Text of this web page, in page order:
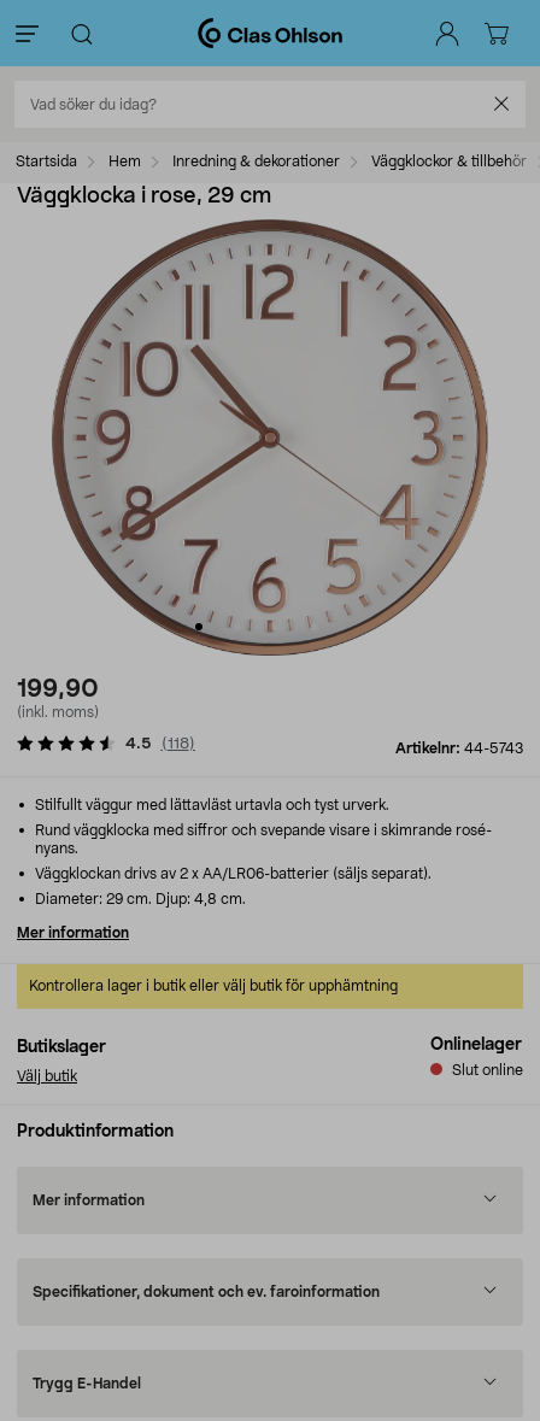
Startsida Hem Inredning & dekorationer Väggklockor & tillbehör
Väggklocka i rose, 29 cm
199,90
(inkl. moms)
Artikelnr: 44-5743
4.5 (118)
Butikslager
Välj butik
Onlinelager
Slut online
Kontrollera lager i butik eller välj butik för upphämtning
Stilfullt väggur med lättavläst urtavla och tyst urverk.
Rund väggklocka med siffror och svepande visare i skimrande rosé-
nyans.
Väggklockan drivs av 2 x AA/LR06-batterier (säljs separat).
Diameter: 29 cm. Djup: 4,8 cm.
Mer information
Produktinformation
Mer information
Specifikationer, dokument och ev. faroinformation
Trygg E-Handel